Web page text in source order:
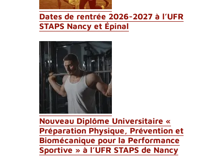
Dates de rentrée 2026-2027 à l’UFR
STAPS Nancy et Épinal
Nouveau Diplôme Universitaire «
Préparation Physique, Prévention et
Biomécanique pour la Performance
Sportive » à l’UFR STAPS de Nancy